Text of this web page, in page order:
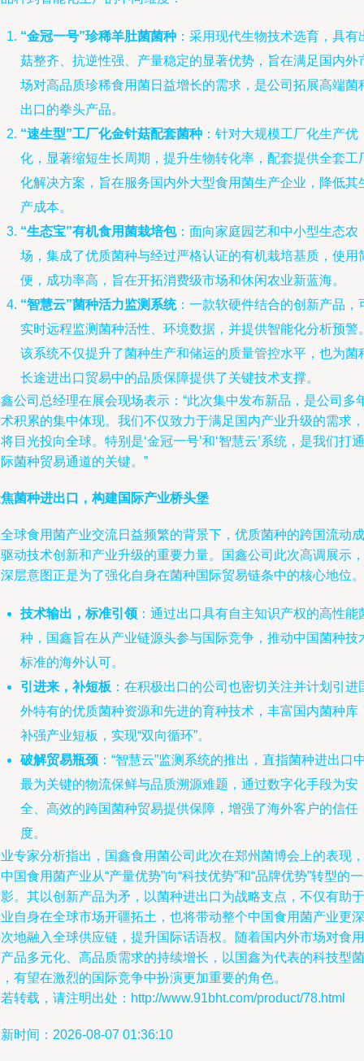
“金冠一号”珍稀羊肚菌菌种 ：采用现代生物技术选育，具有
菇整齐、抗逆性强、产量稳定的显著优势，旨在满足国内外
场对高品质珍稀食用菌日益增长的需求，是公司拓展高端菌
出口的拳头产品。
“速生型”工厂化金针菇配套菌种 ：针对大规模工厂化生产优
化，显著缩短生长周期，提升生物转化率，配套提供全套工
化解决方案，旨在服务国内外大型食用菌生产企业，降低其
产成本。
“生态宝”有机食用菌栽培包：面向家庭园艺和中小型生态农
场，集成了优质菌种与经过严格认证的有机栽培基质，使用
便，成功率高，旨在开拓消费级市场和休闲农业新蓝海。
“智慧云”菌种活力监测系统：一款软硬件结合的创新产品，
实时远程监测菌种活性、环境数据，并提供智能化分析预警
该系统不仅提升了菌种生产和储运的质量管控水平，也为菌
长途进出口贸易中的品质保障提供了关键技术支撑。
公司总经理在展会现场表示：“此次集中发布新品，是公司多
积累的集中体现。我们不仅致力于满足国内产业升级的需求，
目光投向全球。特别是‘金冠一号’和‘智慧云’系统，是我们打通
菌种贸易通道的关键。”
菌种进出口，构建国际产业桥头堡
球食用菌产业交流日益频繁的背景下，优质菌种的跨国流动成
动技术创新和产业升级的重要力量。国鑫公司此次高调展示，
层意图正是为了强化自身在菌种国际贸易链条中的核心地位。
技术输出，标准引领 ：通过出口具有自主知识产权的高性能
种，国鑫旨在从产业链源头参与国际竞争，推动中国菌种技
标准的海外认可。
引进来，补短板 ：在积极出口的公司也密切关注并计划引进
外特有的优质菌种资源和先进的育种技术，丰富国内菌种库
补强产业短板，实现“双向循环”。
破解贸易瓶颈 ：“智慧云”监测系统的推出，直指菌种进出口
最为关键的物流保鲜与品质溯源难题，通过数字化手段为安
全、高效的跨国菌种贸易提供保障，增强了海外客户的信任
度。
专家分析指出，国鑫食用菌公司此次在郑州菌博会上的表现，
国食用菌产业从“产量优势”向“科技优势”和“品牌优势”转型的
。其以创新产品为矛，以菌种进出口为战略支点，不仅有助于
自身在全球市场开疆拓土，也将带动整个中国食用菌产业更深
地融入全球供应链，提升国际话语权。随着国内外市场对食用
品多元化、高品质需求的持续增长，以国鑫为代表的科技型菌
有望在激烈的国际竞争中扮演更加重要的角色。
转载，请注明出处：http://www.91bht.com/product/78.html
时间：2026-08-07 01:36:10